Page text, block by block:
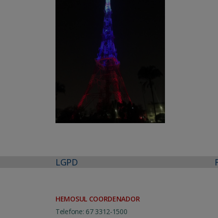
LGPD
HEMOSUL COORDENADOR
Telefone: 67 3312-1500